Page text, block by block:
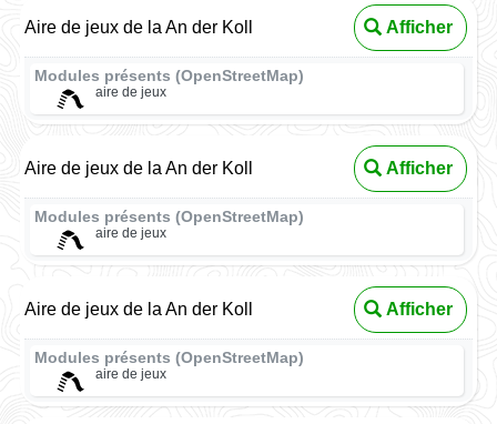
Aire de jeux de la An der Koll Afficher
Modules présents (OpenStreetMap)
aire de jeux
Aire de jeux de la An der Koll Afficher
Modules présents (OpenStreetMap)
aire de jeux
Aire de jeux de la An der Koll Afficher
Modules présents (OpenStreetMap)
aire de jeux